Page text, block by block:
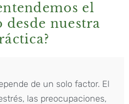
el
nuestra
de un solo factor. El
las preocupaciones,